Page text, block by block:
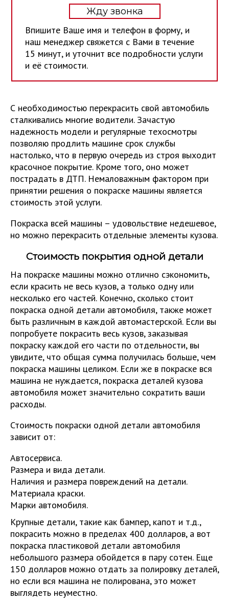
Жду звонка
Впишите Ваше имя и телефон в форму, и
наш менеджер свяжется с Вами в течение
15 минут, и уточнит все подробности услуги
и её стоимости.
С необходимостью перекрасить свой автомобиль
сталкивались многие водители. Зачастую
надежность модели и регулярные техосмотры
позволяю продлить машине срок службы
настолько, что в первую очередь из строя выходит
красочное покрытие. Кроме того, оно может
пострадать в ДТП. Немаловажным фактором при
принятии решения о покраске машины является
стоимость этой услуги.
Покраска всей машины – удовольствие недешевое,
но можно перекрасить отдельные элементы кузова.
Стоимость покрытия одной детали
На покраске машины можно отлично сэкономить,
если красить не весь кузов, а только одну или
несколько его частей. Конечно, сколько стоит
покраска одной детали автомобиля, также может
быть различным в каждой автомастерской. Если вы
попробуете покрасить весь кузов, заказывая
покраску каждой его части по отдельности, вы
увидите, что общая сумма получилась больше, чем
покраска машины целиком. Если же в покраске вся
машина не нуждается, покраска деталей кузова
автомобиля может значительно сократить ваши
расходы.
Стоимость покраски одной детали автомобиля
зависит от:
Автосервиса.
Размера и вида детали.
Наличия и размера повреждений на детали.
Материала краски.
Марки автомобиля.
Крупные детали, такие как бампер, капот и т.д.,
покрасить можно в пределах 400 долларов, а вот
покраска пластиковой детали автомобиля
небольшого размера обойдется в пару сотен. Еще
150 долларов можно отдать за полировку деталей,
но если вся машина не полирована, это может
выглядеть неуместно.